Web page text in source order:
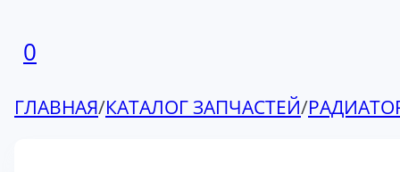
0
ГЛАВНАЯ/КАТАЛОГ ЗАПЧАСТЕЙ/